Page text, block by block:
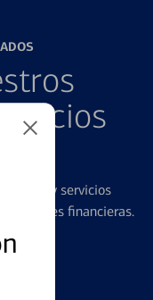
y servicios
financieras.